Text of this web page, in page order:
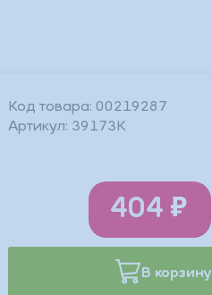
Код товара: 00219287
Артикул: 39173К
404
В корзину